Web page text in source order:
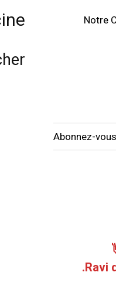
Notre
Abonnez-
Ravi